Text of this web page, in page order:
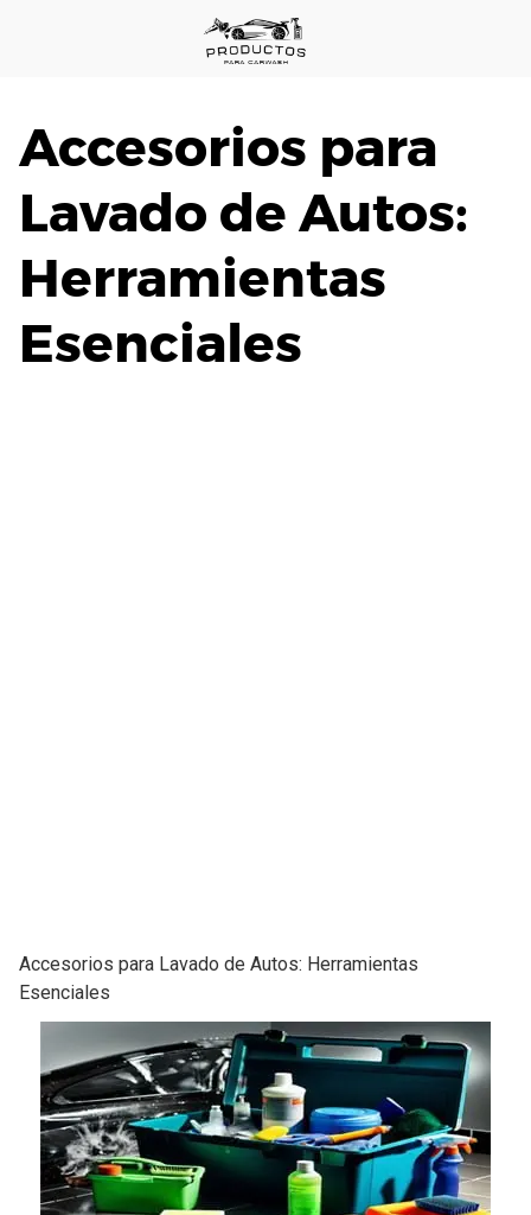
Accesorios para
Lavado de Autos:
Herramientas
Esenciales
Accesorios para Lavado de Autos: Herramientas
Esenciales